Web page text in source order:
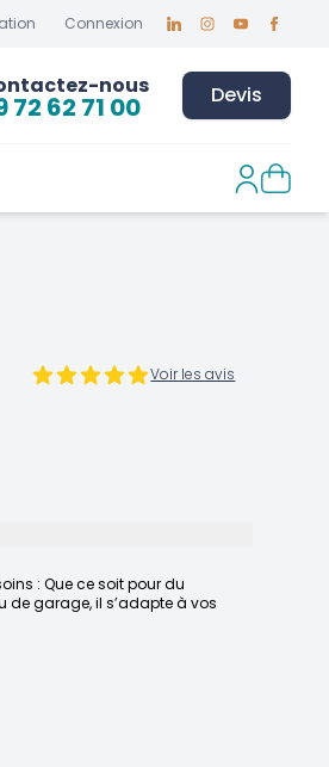
Connexion LinkedinInstagram
Youtube
nous
72 62 71 00 Devis
Voir les avis
: Que ce soit pour du
garage, il s’adapte à vos